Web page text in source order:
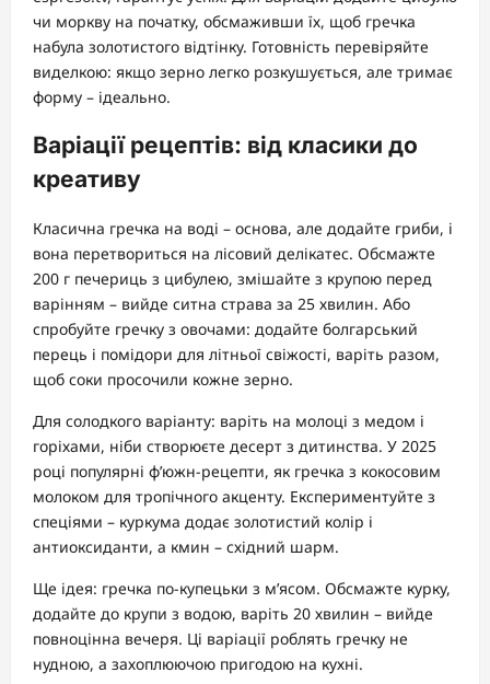
чи моркву на початку, обсмаживши їх, щоб гречка
набула золотистого відтінку. Готовність перевіряйте
виделкою: якщо зерно легко розкушується, але тримає
форму – ідеально.
Варіації рецептів: від класики до
креативу
Класична гречка на воді – основа, але додайте гриби, і
вона перетвориться на лісовий делікатес. Обсмажте
200 г печериць з цибулею, змішайте з крупою перед
варінням – вийде ситна страва за 25 хвилин. Або
спробуйте гречку з овочами: додайте болгарський
перець і помідори для літньої свіжості, варіть разом,
щоб соки просочили кожне зерно.
Для солодкого варіанту: варіть на молоці з медом і
горіхами, ніби створюєте десерт з дитинства. У 2025
році популярні ф’южн-рецепти, як гречка з кокосовим
молоком для тропічного акценту. Експериментуйте з
спеціями – куркума додає золотистий колір і
антиоксиданти, а кмин – східний шарм.
Ще ідея: гречка по-купецьки з м’ясом. Обсмажте курку,
додайте до крупи з водою, варіть 20 хвилин – вийде
повноцінна вечеря. Ці варіації роблять гречку не
нудною, а захоплюючою пригодою на кухні.